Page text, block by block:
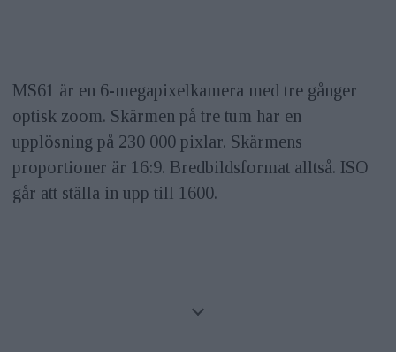
MS61 är en 6-megapixelkamera med tre gånger
optisk zoom. Skärmen på tre tum har en
upplösning på 230 000 pixlar. Skärmens
proportioner är 16:9. Bredbildsformat alltså. ISO
går att ställa in upp till 1600.